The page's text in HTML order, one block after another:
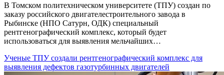
В Томском политехническом университете (ТПУ) создан по
заказу российского двигателестроительного завода в
Рыбинске (НПО Сатурн, ОДК) специальный
рентгенографический комплекс, который будет
использоваться для выявления мельчайших…
Ученые ТПУ создали рентгенографический комплекс для
выявления дефектов газотурбинных двигателей